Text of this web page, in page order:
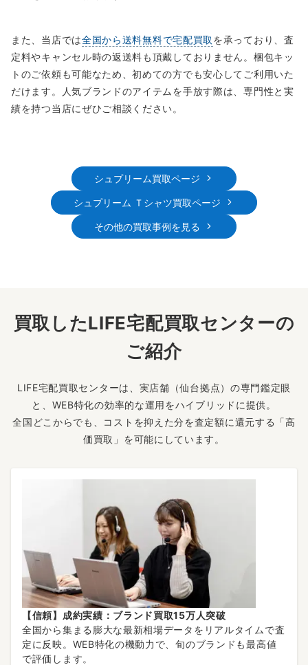
また、当店では全国から送料無料で宅配買取 を承っており、査
定料やキャンセル時の返送料も頂戴しておりません。梱包キッ
トのご依頼も可能なため、初めての方でも安心してご利用いた
だけます。人気ブランドのアイテムを手放す際は、専門性と実
績を持つ当店にぜひご相談ください。
シュプリーム買取ページ
シュプリーム Ｔシャツ買取ページ
その他の買取事例を見る
買取したLIFE宅配買取センターの
ご紹介
LIFE宅配買取センターは、実店舗（仙台拠点）の専門鑑定眼
と、WEB特化の効率的な運用をハイブリッドに提供。
全国どこからでも、コストを抑えた分を査定額に還元する「高
価買取」を可能にしています。
【信頼】成約実績：ブランド買取15万人突破
全国から集まる膨大な最新相場データをリアルタイムで査
定に反映。WEB特化の機動力で、旬のブランドも最高値
で評価します。